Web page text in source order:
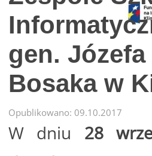
gen. Józefa
Bosaka w
Opublikowano: 09.10.2017
W dniu 28